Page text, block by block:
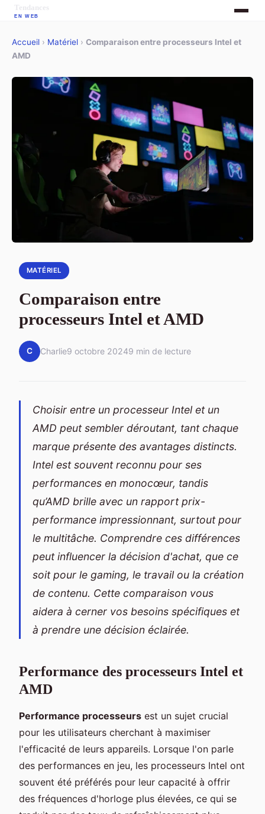
Accueil › Matériel › Comparaison entre processeurs Intel et
AMD
MATÉRIEL
Comparaison entre
processeurs Intel et AMD
C Charlie9 octobre 20249 min de lecture
Choisir entre un processeur Intel et un
AMD peut sembler déroutant, tant chaque
marque présente des avantages distincts.
Intel est souvent reconnu pour ses
performances en monocœur, tandis
qu’AMD brille avec un rapport prix-
performance impressionnant, surtout pour
le multitâche. Comprendre ces différences
peut influencer la décision d'achat, que ce
soit pour le gaming, le travail ou la création
de contenu. Cette comparaison vous
aidera à cerner vos besoins spécifiques et
à prendre une décision éclairée.
Performance des processeurs Intel et
AMD
Performance processeurs est un sujet crucial
pour les utilisateurs cherchant à maximiser
l'efficacité de leurs appareils. Lorsque l'on parle
des performances en jeu, les processeurs Intel ont
souvent été préférés pour leur capacité à offrir
des fréquences d'horloge plus élevées, ce qui se